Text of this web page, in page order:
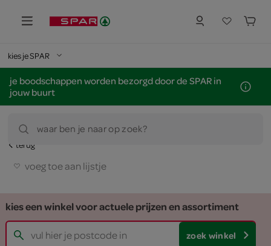
kies je SPAR
je boodschappen worden bezorgd door de SPAR in
jouw buurt
waar ben je naar op zoek?
terug
voeg toe aan lijstje
kies een winkel voor actuele prijzen en assortiment
zoek winkel